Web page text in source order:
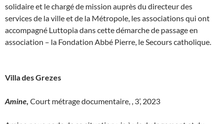
solidaire et le chargé de mission auprès du directeur des
services de la ville et de la Métropole, les associations qui ont
accompagné Luttopia dans cette démarche de passage en
association – la Fondation Abbé Pierre, le Secours catholique.
Villa des Grezes
Amine, Court métrage documentaire, , 3’, 2023